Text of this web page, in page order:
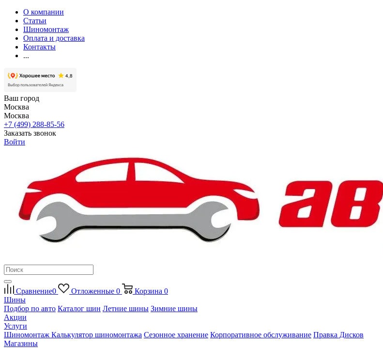
О компании
Статьи
Шиномонтаж
Оплата и доставка
Контакты
...
Ваш город
Москва
Москва
+7 (499) 288-85-56
Заказать звонок
Войти
Сравнение0 Отложенные 0 Корзина 0
Шины
Подбор по авто Каталог шин Летние шины Зимние шины
Акции
Услуги
Шиномонтаж Калькулятор шиномонтажа Сезонное хранение Корпоративное обслуживание Правка Дисков
Магазины